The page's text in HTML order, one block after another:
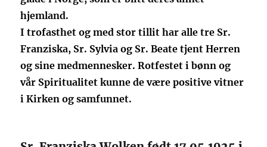
hjemland.
I trofasthet og med stor tillit har alle tre Sr.
Franziska, Sr. Sylvia og Sr. Beate tjent Herren
og sine medmennesker. Rotfestet i bønn og
vår Spiritualitet kunne de være positive vitner
i Kirken og samfunnet.